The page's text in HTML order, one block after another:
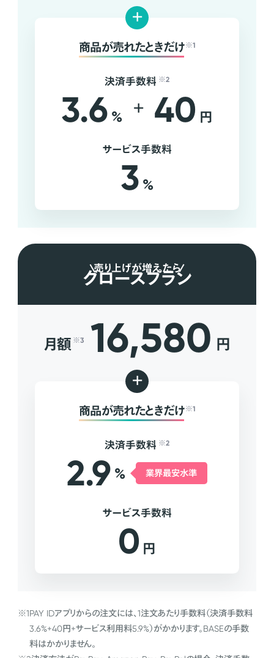
+
商品が売れたときだけ ※1
決済手数料 ※2
3.6 % + 40 円
サービス手数料
3 %
売り上げが増えたら
グロースプラン
月額 ※3 16,580 円
+
商品が売れたときだけ ※1
決済手数料 ※2
2.9 % 業界最安水準
サービス手数料
0 円
※1PAY IDアプリからの注文には、1注文あたり手数料（決済手数料
3.6%+40円+サービス利用料5.9%）がかかります。BASEの手数
料はかかりません。